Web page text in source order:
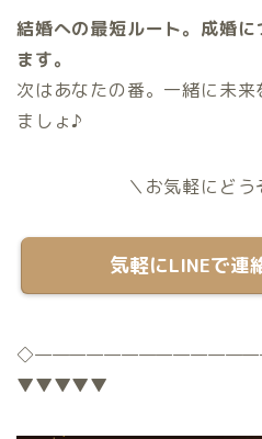
結婚への最短ルート。成婚
ます。
次はあなたの番。一緒に未
ましょ♪
＼お気軽にどうぞ
気軽にLINEで連
◇
▼▼▼▼▼